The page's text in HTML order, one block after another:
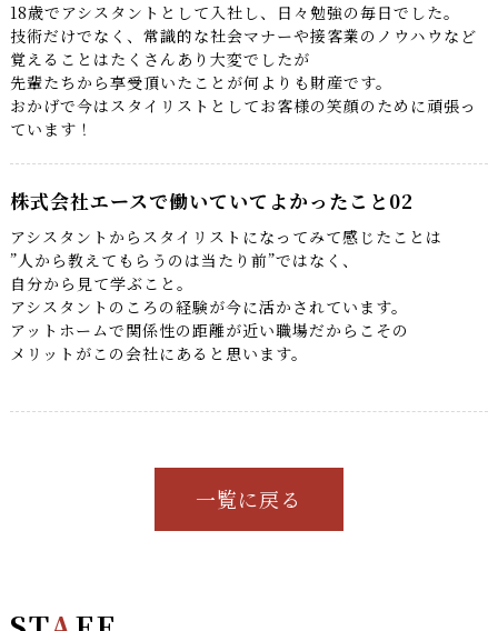
18歳でアシスタントとして入社し、日々勉強の毎日でした。
技術だけでなく、常識的な社会マナーや接客業のノウハウなど
覚えることはたくさんあり大変でしたが
先輩たちから享受頂いたことが何よりも財産です。
おかげで今はスタイリストとしてお客様の笑顔のために頑張っ
ています！
株式会社エースで働いていてよかったこと02
アシスタントからスタイリストになってみて感じたことは
”人から教えてもらうのは当たり前”ではなく、
自分から見て学ぶこと。
アシスタントのころの経験が今に活かされています。
アットホームで関係性の距離が近い職場だからこその
メリットがこの会社にあると思います。
一覧に戻る